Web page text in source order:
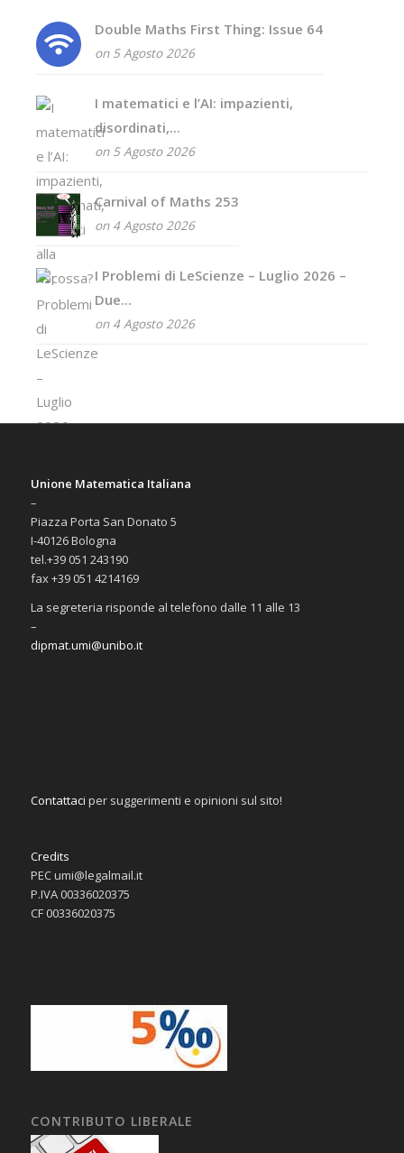
Double Maths First Thing: Issue 64
on 5 Agosto 2026
I matematici e l’AI: impazienti,
disordinati,...
on 5 Agosto 2026
Carnival of Maths 253
on 4 Agosto 2026
I Problemi di LeScienze – Luglio 2026 –
Due...
on 4 Agosto 2026
Unione Matematica Italiana
–
Piazza Porta San Donato 5
I-40126 Bologna
tel.+39 051 243190
fax +39 051 4214169
La segreteria risponde al telefono dalle 11 alle 13
–
dipmat.umi@unibo.it
Contattaci per suggerimenti e opinioni sul sito!
Credits
PEC umi@legalmail.it
P.IVA 00336020375
CF 00336020375
CONTRIBUTO LIBERALE